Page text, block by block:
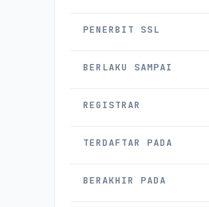
PENERBIT SSL
BERLAKU SAMPAI
REGISTRAR
TERDAFTAR PADA
BERAKHIR PADA